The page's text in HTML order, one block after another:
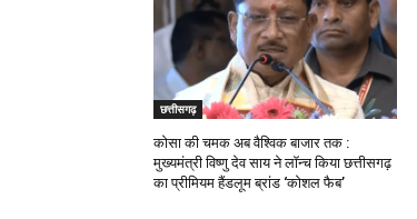
छत्तीसगढ़
कोसा की चमक अब वैश्विक बाजार तक :
मुख्यमंत्री विष्णु देव साय ने लॉन्च किया छत्तीसगढ़
का प्रीमियम हैंडलूम ब्रांड ‘कोशल फैब’